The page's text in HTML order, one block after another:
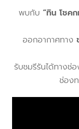
พบกับ “ทิน โชค
ออกอากาศทาง
รับชมรีรันได้ทางช่
ช่อง